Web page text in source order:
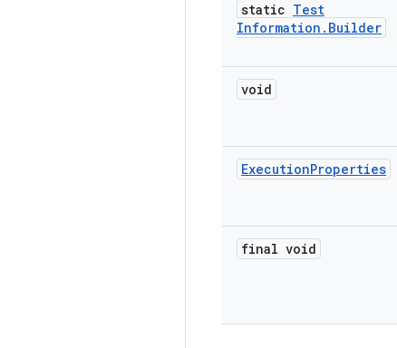
static Test
Information . Builder
void
ExecutionProperties
final void